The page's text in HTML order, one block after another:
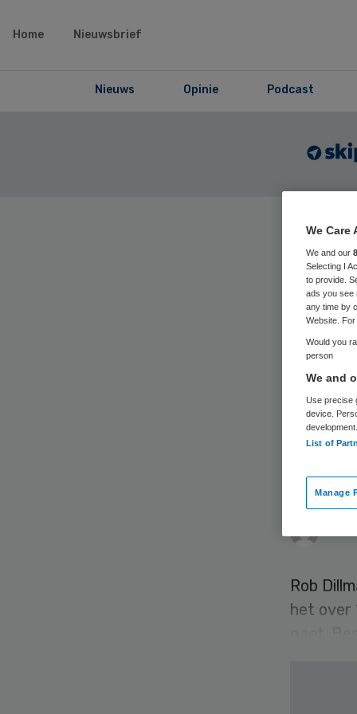
Home Nieuwsbrief
Nieuws Opinie Podcast
articles
Rob
het over
We Care
We and our
Selecting I
to provide.
ads you see
any time by
Website.
Would you
person
We and
Use precise
device.
development.
List of
Manage